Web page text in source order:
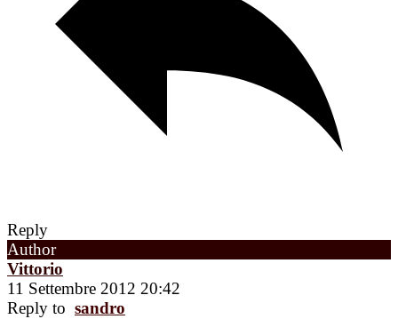
Reply
Author
Vittorio
11 Settembre 2012 20:42
Reply to sandro